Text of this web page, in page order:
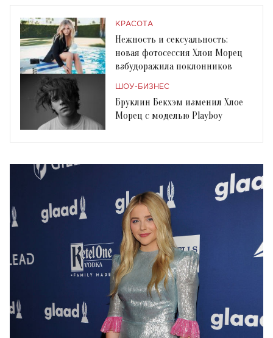
КРАСОТА
Нежность и сексуальность:
новая фотосессия Хлои Морец
взбудоражила поклонников
ШОУ-БИЗНЕС
Бруклин Бекхэм изменил Хлое
Морец с моделью Playboy